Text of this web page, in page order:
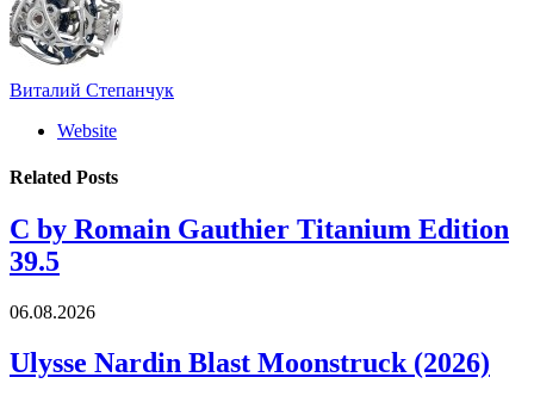
Виталий Степанчук
Website
Related Posts
C by Romain Gauthier Titanium Edition
39.5
06.08.2026
Ulysse Nardin Blast Moonstruck (2026)